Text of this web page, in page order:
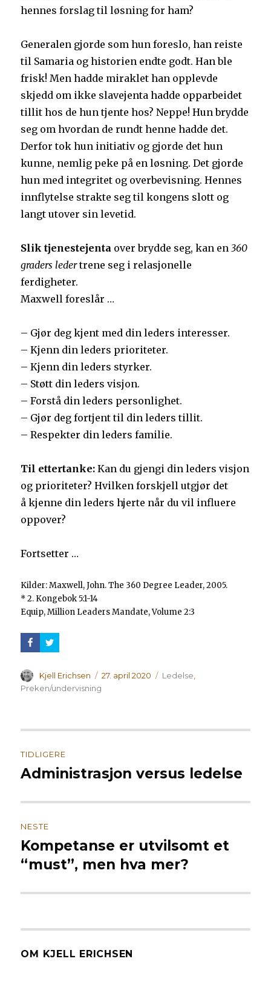
hennes forslag til løsning for ham?
Generalen gjorde som hun foreslo, han reiste
til Samaria og historien endte godt. Han ble
frisk! Men hadde miraklet han opplevde
skjedd om ikke slavejenta hadde opparbeidet
tillit hos de hun tjente hos? Neppe! Hun brydde
seg om hvordan de rundt henne hadde det.
Derfor tok hun initiativ og gjorde det hun
kunne, nemlig peke på en løsning. Det gjorde
hun med integritet og overbevisning. Hennes
innflytelse strakte seg til kongens slott og
langt utover sin levetid.
Slik tjenestejenta over brydde seg, kan en 360
graders ledertrene seg i relasjonelle
ferdigheter.
Maxwell foreslår …
– Gjør deg kjent med din leders interesser.
– Kjenn din leders prioriteter.
– Kjenn din leders styrker.
– Støtt din leders visjon.
– Forstå din leders personlighet.
– Gjør deg fortjent til din leders tillit.
– Respekter din leders familie.
Til ettertanke:Kan du gjengi din leders visjon
og prioriteter? Hvilken forskjell utgjør det
å kjenne din leders hjerte når du vil influere
oppover?
Fortsetter …
Kilder: Maxwell, John. The 360 Degree Leader, 2005.
* 2. Kongebok 5:1-14
Equip, Million Leaders Mandate, Volume 2:3
Forfatter
Kjell Erichsen Publisert
27. april 2020 Kategorier
Ledelse
Preken/undervisning
TIDLIGERE
Forrige
Administrasjon versus ledelse
NESTE
Neste
innlegg:
Kompetanse er utvilsomt et
“must”, men hva mer?
OM KJELL ERICHSEN